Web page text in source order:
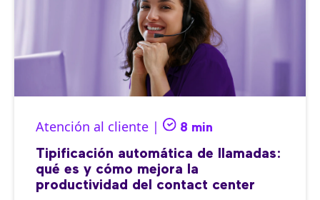
Atención al cliente | 8 min
Tipificación automática de llamadas:
qué es y cómo mejora la
productividad del contact center